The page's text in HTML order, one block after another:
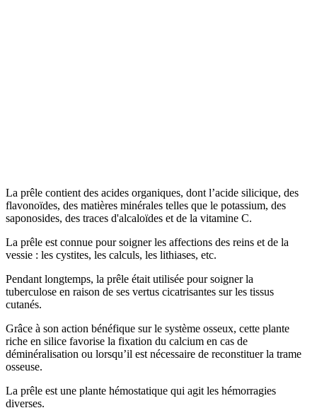
La prêle contient des acides organiques, dont l’acide silicique, des
flavonoïdes, des matières minérales telles que le potassium, des
saponosides, des traces d'alcaloïdes et de la vitamine C.
La prêle est connue pour soigner les affections des reins et de la
vessie : les cystites, les calculs, les lithiases, etc.
Pendant longtemps, la prêle était utilisée pour soigner la
tuberculose en raison de ses vertus cicatrisantes sur les tissus
cutanés.
Grâce à son action bénéfique sur le système osseux, cette plante
riche en silice favorise la fixation du calcium en cas de
déminéralisation ou lorsqu’il est nécessaire de reconstituer la trame
osseuse.
La prêle est une plante hémostatique qui agit les hémorragies
diverses.